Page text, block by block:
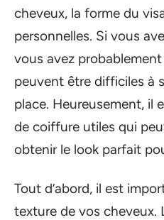
cheveux, la forme du
personnelles. Si vous
vous avez
peuvent être difficiles à
place. Heureusement, il
de coiffure utiles qui
obtenir le look parfait
Tout d’abord, il est
texture de vos cheveux.